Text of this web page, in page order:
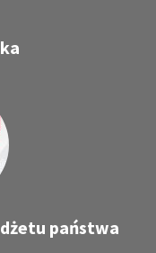
państwa